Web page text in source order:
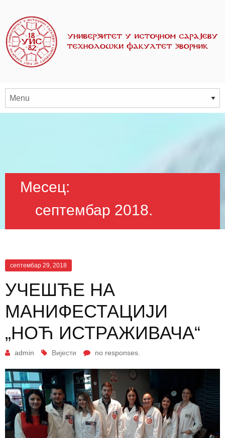
Месец:
септембар 2018.
септембар 29, 2018
УЧЕШЋЕ НА
МАНИФЕСТАЦИЈИ
„НОЋ ИСТРАЖИВАЧА“
admin Вијести no responses.